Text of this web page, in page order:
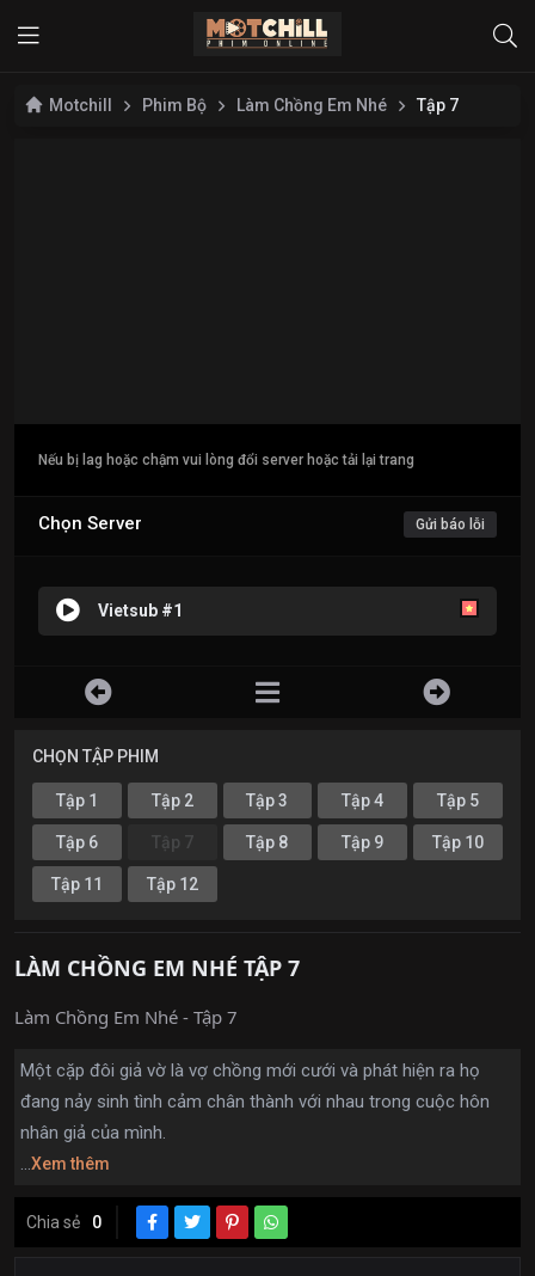
Motchill Phim Bộ Làm Chồng Em Nhé Tập 7
Nếu bị lag hoặc chậm vui lòng đổi server hoặc tải lại trang
Chọn Server Gửi báo lỗi
Vietsub #1
CHỌN TẬP PHIM
Tập 1 Tập 2 Tập 3 Tập 4 Tập 5
Tập 6 Tập 7 Tập 8 Tập 9 Tập 10
Tập 11 Tập 12
LÀM CHỒNG EM NHÉ TẬP 7
Làm Chồng Em Nhé - Tập 7
Một cặp đôi giả vờ là vợ chồng mới cưới và phát hiện ra họ
đang nảy sinh tình cảm chân thành với nhau trong cuộc hôn
nhân giả của mình.
...Xem thêm
Chia sẻ 0